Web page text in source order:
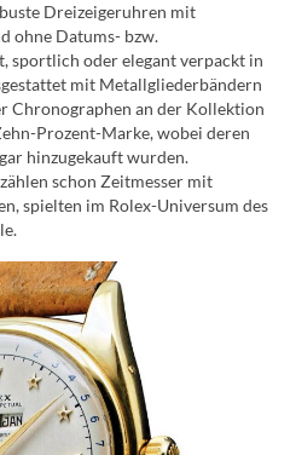
Dreizeigeruhren mit
ohne Datums- bzw.
sportlich oder elegant verpackt in
mit Metallgliederbändern
Chronographen an der Kollektion
Prozent-Marke, wobei deren
hinzugekauft wurden.
schon Zeitmesser mit
spielten im Rolex-Universum des